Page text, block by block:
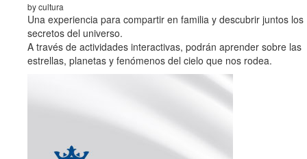
by cultura
Una experiencia para compartir en familia y descubrir juntos los
secretos del universo.
A través de actividades interactivas, podrán aprender sobre las
estrellas, planetas y fenómenos del cielo que nos rodea.